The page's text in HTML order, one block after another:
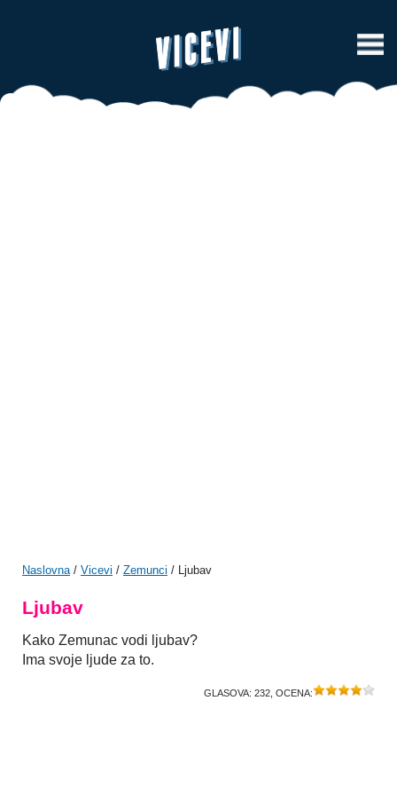
Naslovna/ Vicevi / Zemunci / Ljubav
Ljubav
Kako Zemunac vodi ljubav?
Ima svoje ljude za to.
GLASOVA: 232 , OCENA: